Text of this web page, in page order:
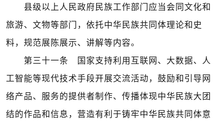
县级以上人民政府民族工作部门应当会同文化和
旅游、文物等部门，依托中华民族共同体理论和史
料，规范展陈展示、讲解等内容。
第三十一条 国家支持利用互联网、大数据、人
工智能等现代技术手段开展交流活动，鼓励和引导网
络产品、服务的提供者制作、传播体现中华民族大团
结的作品和信息，营造有利于铸牢中华民族共同体意